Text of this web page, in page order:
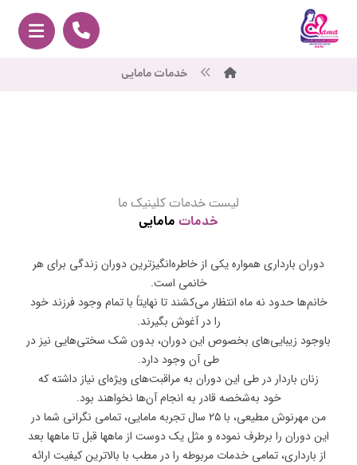
خدمات مامایی
لیست خدمات کلینیک ما
خدمات مامایی
دوران بارداری همواره یکی از خاطره‌انگیزترین دوران زندگی برای هر
خانمی است.
خانم‌ها حدود نه ماه انتظار می‌کشند تا نهایتاً با تمام وجود فرزند خود
را در آغوش بگیرند.
باوجود زیبایی‌های بخصوص این دوران، بدون شک سختی‌هایی نیز در
طی آن وجود دارد.
زنان باردار در طی این دوران به مراقبت‌های ویژه‌ای نیاز داشته که
خود به‌شخصه قادر به انجام آن‌ها نخواهند بود.
من مهرنوش مطیعی، با ۲۵ سال تجربه مامایی، تمامی نگرانی شما در
این دوران را برطرف نموده و مثل یک دوست از ماهها قبل تا ماهها بعد
از بارداری، تمامی خدمات مربوطه را در مطب با بالاترین کیفیت ارائه